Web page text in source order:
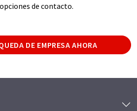
de contacto.
DE EMPRESA AHORA